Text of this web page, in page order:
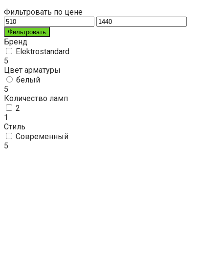
Фильтровать по цене
Фильтровать
Бренд
Elektrostandard
5
Цвет арматуры
белый
5
Количество ламп
2
1
Стиль
Современный
5